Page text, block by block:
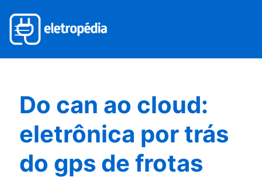
Do can ao cloud:
eletrônica por trás
do gps de frotas